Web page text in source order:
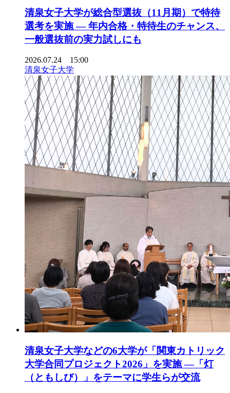
清泉女子大学が総合型選抜（11月期）で特待
選考を実施 ― 年内合格・特待生のチャンス、
一般選抜前の実力試しにも
2026.07.24 15:00
清泉女子大学
清泉女子大学などの6大学が「関東カトリック
大学合同プロジェクト2026」を実施 ―「灯
（ともしび）」をテーマに学生らが交流